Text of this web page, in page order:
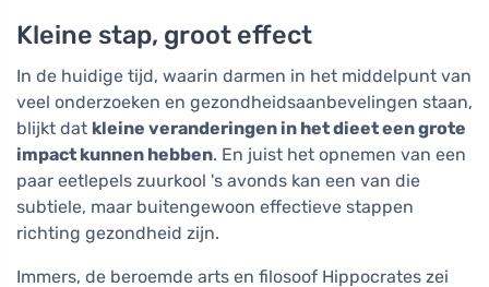
Kleine stap, groot effect
In de huidige tijd, waarin darmen in het middelpunt van
veel onderzoeken en gezondheidsaanbevelingen staan,
blijkt dat kleine veranderingen in het dieet een grote
impact kunnen hebben. En juist het opnemen van een
paar eetlepels zuurkool 's avonds kan een van die
subtiele, maar buitengewoon effectieve stappen
richting gezondheid zijn.
Immers, de beroemde arts en filosoof Hippocrates zei